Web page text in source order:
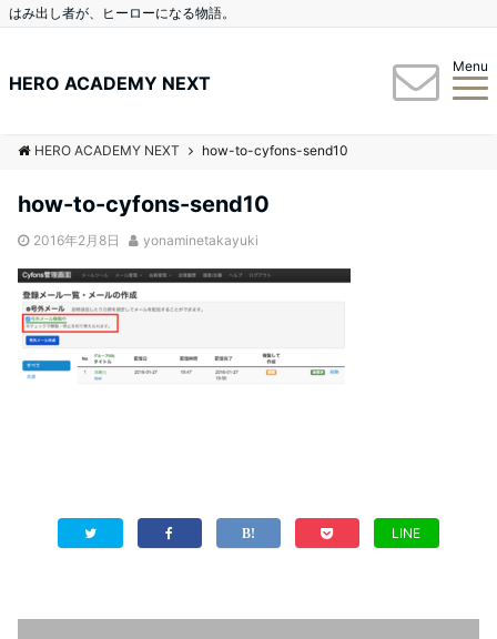
はみ出し者が、ヒーローになる物語。
HERO ACADEMY NEXT
Menu
HERO ACADEMY NEXT how-to-cyfons-send10
how-to-cyfons-send10
2016年2月8日 yonaminetakayuki
LINE